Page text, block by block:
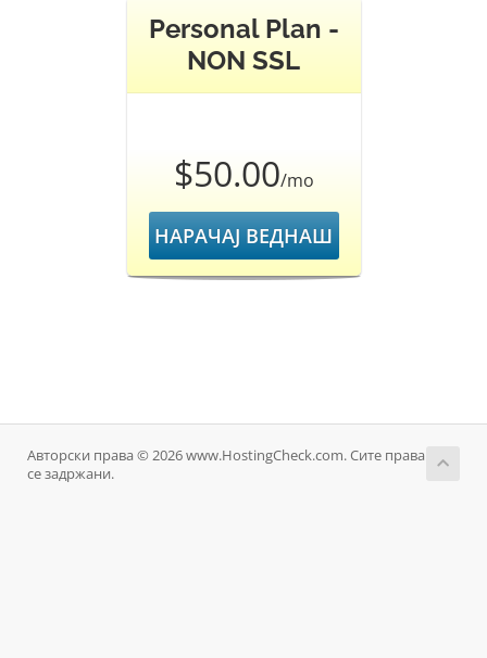
Personal Plan -
NON SSL
$50.00/mo
НАРАЧАЈ ВЕДНАШ
Авторски права © 2026 www.HostingCheck.com. Сите права
се задржани.